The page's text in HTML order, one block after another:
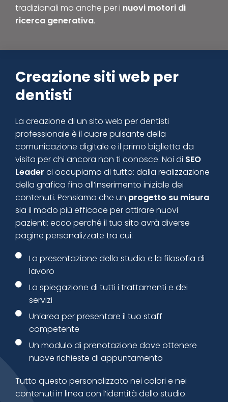
tradizionali ma anche per i nuovi motori di
ricerca generativa.
Creazione siti web per
dentisti
La creazione di un sito web per dentisti
professionale è il cuore pulsante della
comunicazione digitale e il primo biglietto da
visita per chi ancora non ti conosce. Noi di SEO
Leader ci occupiamo di tutto: dalla realizzazione
della grafica fino all’inserimento iniziale dei
contenuti. Pensiamo che un progetto su misura
sia il modo più efficace per attirare nuovi
pazienti: ecco perché il tuo sito avrà diverse
pagine personalizzate tra cui:
La presentazione dello studio e la filosofia di
lavoro
La spiegazione di tutti i trattamenti e dei
servizi
Un’area per presentare il tuo staff
competente
Un modulo di prenotazione dove ottenere
nuove richieste di appuntamento
Tutto questo personalizzato nei colori e nei
contenuti in linea con l’identità dello studio.